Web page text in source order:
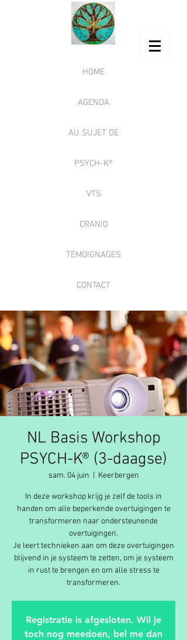
HOME
AGENDA
AU SUJET DE
PSYCH-K®
VTS
CRANIO
TÉMOIGNAGES
CONTACT
NL Basis Workshop
PSYCH-K® (3-daagse)
sam. 04 juin Keerbergen
In deze workshop krijg je zelf de tools in
handen om alle beperkende overtuigingen te
transformeren naar ondersteunende
overtuigingen.
Je leert technieken aan om deze overtuigingen
blijvend in je systeem te zetten, om je systeem
in rust te brengen en om alle stress te
transformeren.
Registratie is afgesloten. Wil je
toch nog meedoen, bel me dan